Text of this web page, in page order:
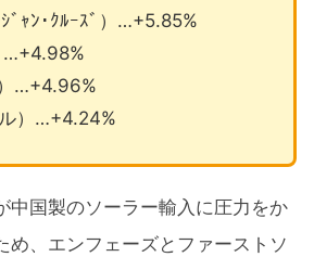
ﾞｬﾝ･ｸﾙｰｽﾞ）…+5.85%
…+4.98%
…+4.96%
）…+4.24%
中国製のソーラー輸入に圧力をか
め、エンフェーズとファーストソ